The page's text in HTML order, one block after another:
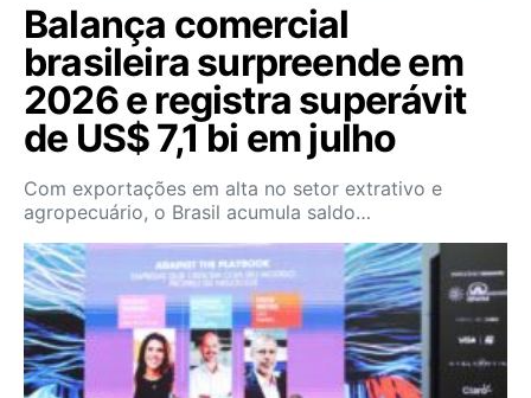
Balança comercial
brasileira surpreende em
2026 e registra superávit
de US$ 7,1 bi em julho
Com exportações em alta no setor extrativo e
agropecuário, o Brasil acumula saldo…